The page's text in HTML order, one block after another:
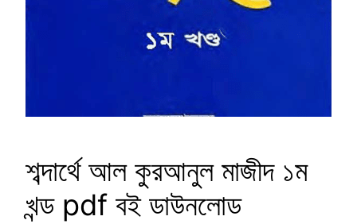
শব্দার্থে আল কুরআনুল মাজীদ ১ম
খন্ড pdf বই ডাউনলোড